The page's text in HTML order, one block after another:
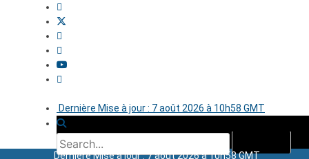
Dernière Mise à jour : 7 août 2026 à 10h58 GMT
Dernière Mise à jour : 7 août 2026 à 10h58 GMT